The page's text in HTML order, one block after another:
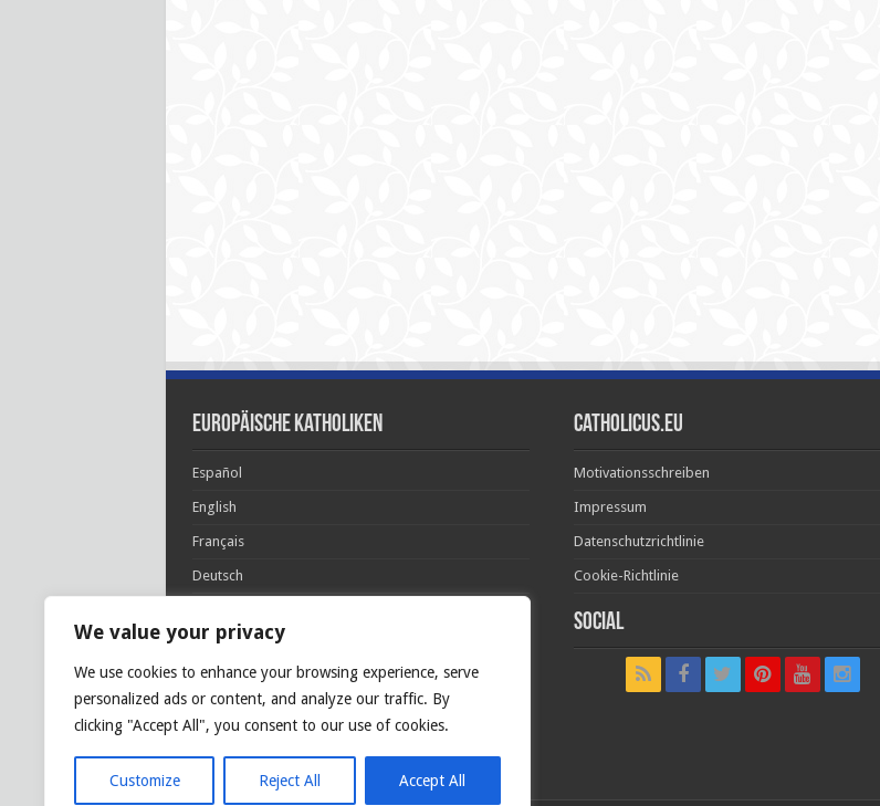
We value your privacy
We use cookies to enhance your browsing experience, serve
personalized ads or content, and analyze our traffic. By
clicking "Accept All", you consent to our use of cookies.
Customize Reject All Accept All
Europäische Katholiken
Español
English
Français
Deutsch
Português
Polski
Glória Patri, et Fílio, et Spirítui Sancto. Sicut erat in
princípio, et nunc et semper et in sǽcula
sæculórum. Amen.
Catholicus.eu
Motivationsschreiben
Impressum
Datenschutzrichtlinie
Cookie-Richtlinie
Social